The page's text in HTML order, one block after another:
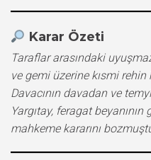
Karar Özeti
Taraflar arasındaki
ve gemi üzerine kısmi
Davacının davadan ve
Yargıtay, feragat
mahkeme kararını